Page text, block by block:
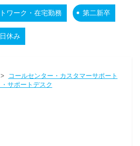
ワーク・在宅勤務 第二新卒
休み
コールセンター・カスタマーサポート
サポートデスク